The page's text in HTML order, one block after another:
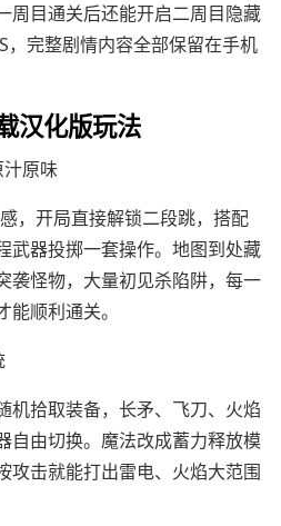
周目通关后还能开启二周目隐藏
，完整剧情内容全部保留在手机
汉化版玩法
原味
，开局直接解锁二段跳，搭配
武器投掷一套操作。地图到处藏
袭怪物，大量初见杀陷阱，每一
顺利通关。
机拾取装备，长矛、飞刀、火焰
自由切换。魔法改成蓄力释放模
攻击就能打出雷电、火焰大范围